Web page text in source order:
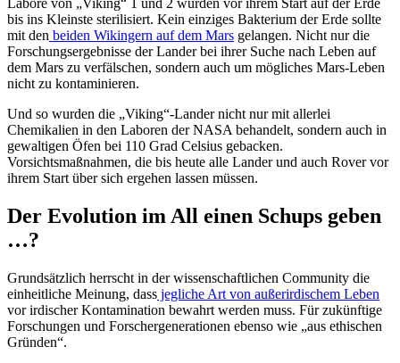
Labore von „Viking“ 1 und 2 wurden vor ihrem Start auf der Erde
bis ins Kleinste sterilisiert. Kein einziges Bakterium der Erde sollte
mit den beiden Wikingern auf dem Mars gelangen. Nicht nur die
Forschungsergebnisse der Lander bei ihrer Suche nach Leben auf
dem Mars zu verfälschen, sondern auch um mögliches Mars-Leben
nicht zu kontaminieren.
Und so wurden die „Viking“-Lander nicht nur mit allerlei
Chemikalien in den Laboren der NASA behandelt, sondern auch in
gewaltigen Öfen bei 110 Grad Celsius gebacken.
Vorsichtsmaßnahmen, die bis heute alle Lander und auch Rover vor
ihrem Start über sich ergehen lassen müssen.
Der Evolution im All einen Schups geben
…?
Grundsätzlich herrscht in der wissenschaftlichen Community die
einheitliche Meinung, dass jegliche Art von außerirdischem Leben
vor irdischer Kontamination bewahrt werden muss. Für zukünftige
Forschungen und Forschergenerationen ebenso wie „aus ethischen
Gründen“.